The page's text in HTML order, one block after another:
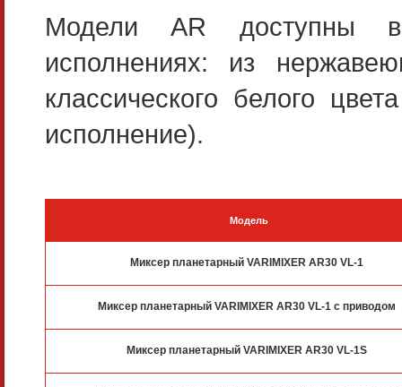
Модели AR доступны
исполнениях: из
классического белого
исполнение).
Модель
Миксер планетарный VARIMIXER AR30 VL-1
Миксер планетарный VARIMIXER AR30 VL-1 с приводом
Миксер планетарный VARIMIXER AR30 VL-1S